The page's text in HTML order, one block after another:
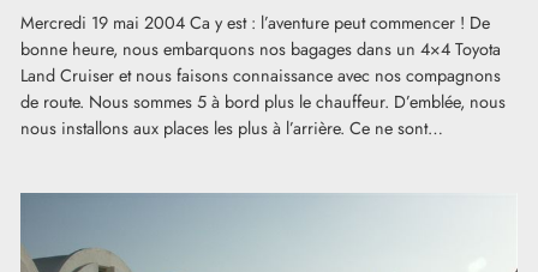
Mercredi 19 mai 2004 Ca y est : l’aventure peut commencer ! De
bonne heure, nous embarquons nos bagages dans un 4×4 Toyota
Land Cruiser et nous faisons connaissance avec nos compagnons
de route. Nous sommes 5 à bord plus le chauffeur. D’emblée, nous
nous installons aux places les plus à l’arrière. Ce ne sont…